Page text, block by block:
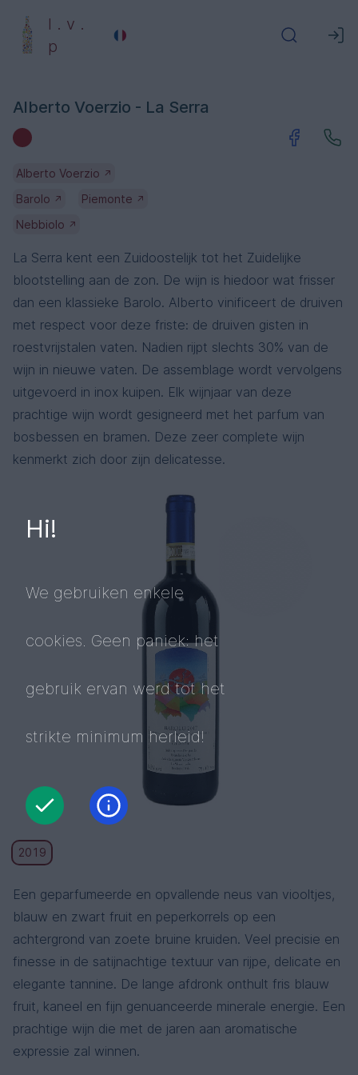
l . v .
p
Alberto Voerzio - La Serra
Alberto Voerzio ↗
Barolo ↗ Piemonte ↗
Nebbiolo ↗
La Serra kent een Zuidoostelijk tot het Zuidelijke
blootstelling aan de zon. De wijn is hiedoor wat frisser
dan een klassieke Barolo. Alberto vinificeert de druiven
met respect voor deze friste: de druiven gisten in
roestvrijstalen vaten. Nadien rijpt slechts 30% van de
wijn in nieuwe vaten. De assemblage wordt vervolgens
uitgevoerd in inox kuipen. Elk wijnjaar van deze
prachtige wijn wordt gesigneerd met het parfum van
bosbessen en bramen. Deze zeer complete wijn
kenmerkt zich door zijn delicatesse.
2019
Een geparfumeerde en opvallende neus van viooltjes,
blauw en zwart fruit en peperkorrels op een
achtergrond van zoete bruine kruiden. Veel precisie en
finesse in de satijnachtige textuur van rijpe, delicate en
elegante tannine. De lange afdronk onthult fris blauw
fruit, kaneel en fijn genuanceerde minerale energie. Een
prachtige wijn die met de jaren aan aromatische
expressie zal winnen.
Hi!
We gebruiken enkele
cookies. Geen paniek: het
gebruik ervan werd tot het
strikte minimum herleid!